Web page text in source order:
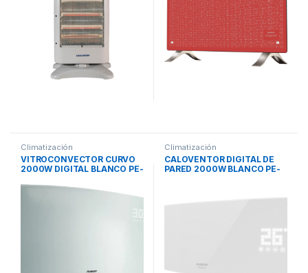
Climatización
VITROCONVECTOR CURVO
2000W DIGITAL BLANCO PE-
Climatización
CALOVENTOR DIGITAL DE
PARED 2000W BLANCO PE-